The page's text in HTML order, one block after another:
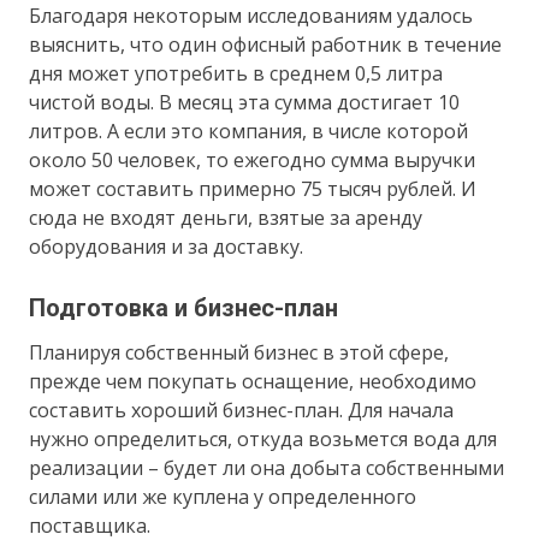
Благодаря некоторым исследованиям удалось
выяснить, что один офисный работник в течение
дня может употребить в среднем 0,5 литра
чистой воды. В месяц эта сумма достигает 10
литров. А если это компания, в числе которой
около 50 человек, то ежегодно сумма выручки
может составить примерно 75 тысяч рублей. И
сюда не входят деньги, взятые за аренду
оборудования и за доставку.
Подготовка и бизнес-план
Планируя собственный бизнес в этой сфере,
прежде чем покупать оснащение, необходимо
составить хороший бизнес-план. Для начала
нужно определиться, откуда возьмется вода для
реализации – будет ли она добыта собственными
силами или же куплена у определенного
поставщика.